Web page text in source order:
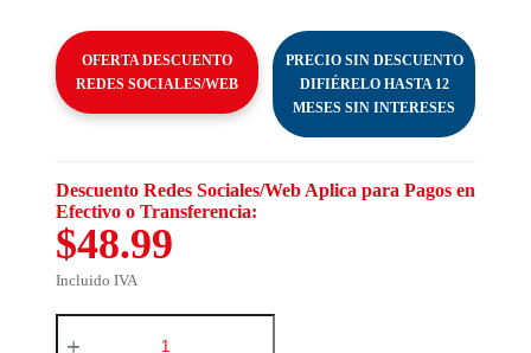
OFERTA DESCUENTO
REDES SOCIALES/WEB
PRECIO SIN DESCUENTO
DIFIÉRELO HASTA 12
MESES SIN INTERESES
Descuento Redes Sociales/Web Aplica para Pagos en
Efectivo o Transferencia:
$48.99
Incluido IVA